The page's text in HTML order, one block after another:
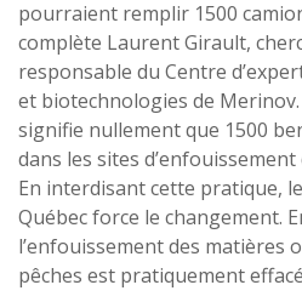
pourraient remplir 1500
complète Laurent Girault,
responsable du Centre
et biotechnologies de
signifie nullement que 1500
dans les sites
En interdisant cette pratique,
Québec force le changement.
l’enfouissement des matières
pêches est pratiquement